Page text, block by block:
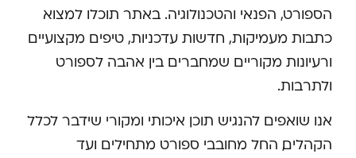
הספורט, הפנאי והטכנולוגיה. באתר תוכלו למצוא
כתבות מעמיקות, חדשות עדכניות, טיפים מקצועיים
ורעיונות מקוריים שמחברים בין אהבה לספורט
ולתרבות.
אנו שואפים להנגיש תוכן איכותי ומקורי שידבר לכלל
הקהלים, החל מחובבי ספורט מתחילים ועד